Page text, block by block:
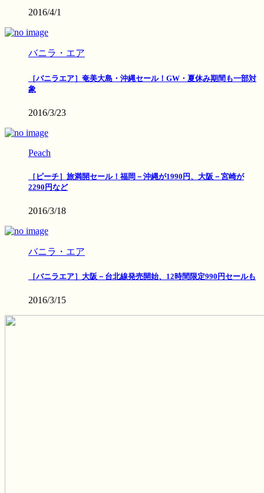
2016/4/1
バニラ・エア
［バニラエア］奄美大島・沖縄セール！GW・夏休み期間も一部対
象
2016/3/23
Peach
［ピーチ］旅満開セール！福岡－沖縄が1990円、大阪－宮崎が
2290円など
2016/3/18
バニラ・エア
［バニラエア］大阪－台北線発売開始、12時間限定990円セールも
2016/3/15